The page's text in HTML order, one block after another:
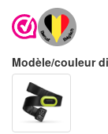
Modèle/couleur